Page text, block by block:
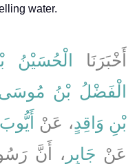
water.
أَخْبَرَنَا الْحُسَيْنُ
الْفَضْلُ بْنُ مُوسَى
بْنِ وَاقِدٍ، عَنْ
عَنْ جَابِرٍ ، أَنَّ